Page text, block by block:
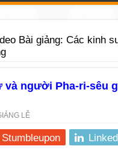
Bài giảng: Các kinh
người Pha-ri-sêu
LỄ
Stumbleupon